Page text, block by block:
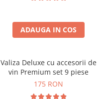
ADAUGA IN COS
Valiza Deluxe cu accesorii de
vin Premium set 9 piese
175 RON